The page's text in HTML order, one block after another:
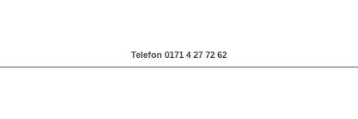
Telefon 0171 4 27 72 62